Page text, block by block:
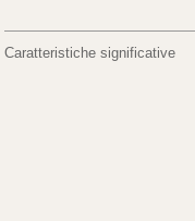
Caratteristiche significative